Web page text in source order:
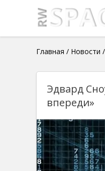
Главная / Новости /
Эдвард
впереди»